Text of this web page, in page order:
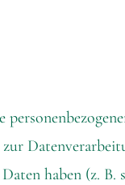
haben (z. B.